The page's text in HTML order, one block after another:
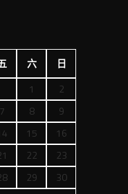
六
日
1
2
7 8
9
15
16
22
23
29
30